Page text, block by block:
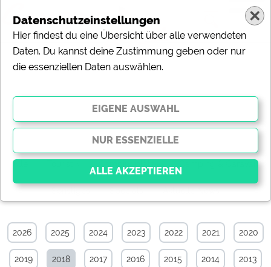
2018
Alle Camping & Caravan
Sonstiges Specials Aktuelle News
2026 2025 2024 2023 2022 2021 2020
2019 2018 2017 2016 2015 2014 2013
Datenschutzeinstellungen
Hier findest du eine Übersicht über alle verwendeten
Daten. Du kannst deine Zustimmung geben oder nur
die essenziellen Daten auswählen.
Essenzielle Cookies ermöglichen grundlegende
Funktionen und sind für die einwandfreie Funktion der
Website dringend erforderlich. Ohne diese Cookies
werden Teile der Websitenicht funktionieren.